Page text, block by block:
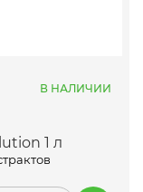
В НАЛИЧИИ
1 л